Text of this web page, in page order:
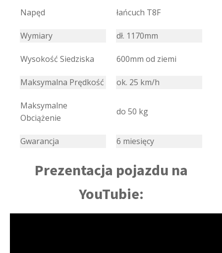
Napęd łańcuch T8F
Wymiary dł. 1170mm
Wysokość Siedziska 600mm od ziemi
Maksymalna Prędkość ok. 25 km/h
Maksymalne
Obciążenie
do 50 kg
Gwarancja 6 miesięcy
Prezentacja pojazdu na
YouTubie: